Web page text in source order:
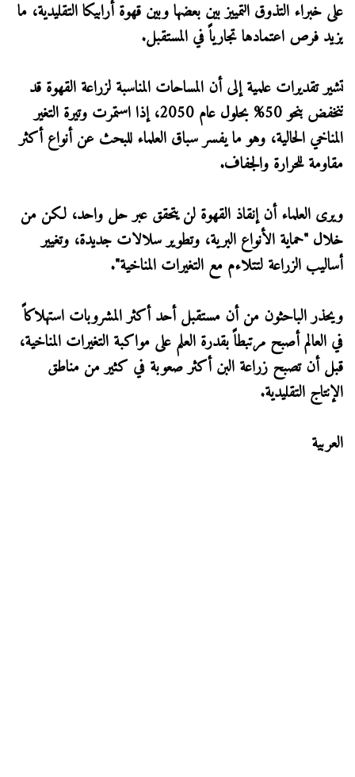
على خبراء التذوق التمييز بين بعضها وبين قهوة أرابيكا التقليدية، ما
يزيد فرص اعتمادها تجارياً في المستقبل.
تشير تقديرات علمية إلى أن المساحات المناسبة لزراعة القهوة قد
تنخفض بنحو 50% بحلول عام 2050، إذا استمرت وتيرة التغير
المناخي الحالية، وهو ما يفسر سباق العلماء للبحث عن أنواع أكثر
مقاومة للحرارة والجفاف.
ويرى العلماء أن إنقاذ القهوة لن يتحقق عبر حل واحد، لكن من
خلال "حماية الأنواع البرية، وتطوير سلالات جديدة، وتغيير
أساليب الزراعة لتتلاءم مع التغيرات المناخية".
ويحذر الباحثون من أن مستقبل أحد أكثر المشروبات استهلاكاً
في العالم أصبح مرتبطاً بقدرة العلم على مواكبة التغيرات المناخية،
قبل أن تصبح زراعة البن أكثر صعوبة في كثير من مناطق
الإنتاج التقليدية.
العربية